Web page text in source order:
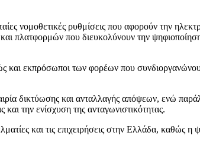
νομοθετικές ρυθμίσεις που αφορούν την
πλατφορμών που διευκολύνουν την
εκπρόσωποι των φορέων που
δικτύωσης και ανταλλαγής απόψεων, ενώ
και την ενίσχυση της ανταγωνιστικότητας.
και τις επιχειρήσεις στην Ελλάδα,